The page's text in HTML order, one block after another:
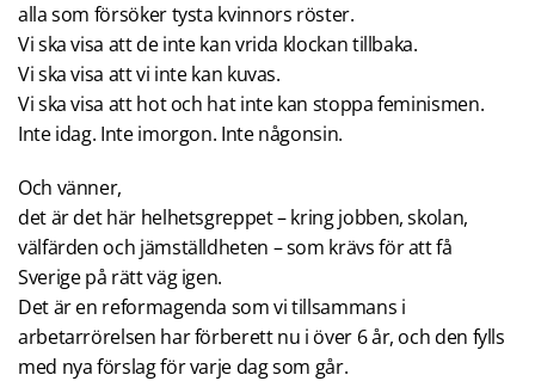
alla som försöker tysta kvinnors röster.
Vi ska visa att de inte kan vrida klockan tillbaka.
Vi ska visa att vi inte kan kuvas.
Vi ska visa att hot och hat inte kan stoppa feminismen.
Inte idag. Inte imorgon. Inte någonsin.
Och vänner,
det är det här helhetsgreppet – kring jobben, skolan,
välfärden och jämställdheten – som krävs för att få
Sverige på rätt väg igen.
Det är en reformagenda som vi tillsammans i
arbetarrörelsen har förberett nu i över 6 år, och den fylls
med nya förslag för varje dag som går.